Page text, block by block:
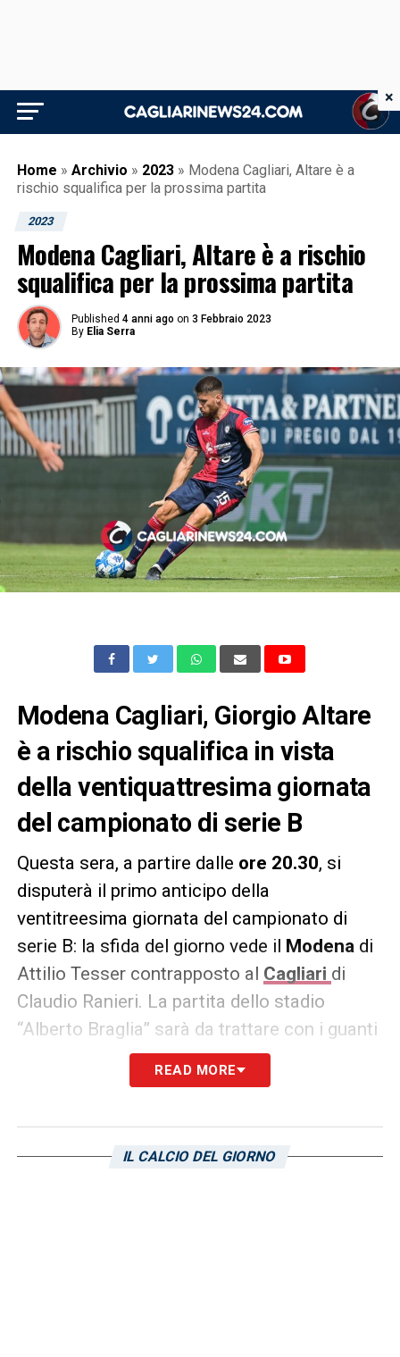
Home » Archivio » 2023 » Modena Cagliari, Altare è a
rischio squalifica per la prossima partita
2023
Modena Cagliari, Altare è a rischio
squalifica per la prossima partita
Published 4 anni ago on 3 Febbraio 2023
By Elia Serra
Modena Cagliari, Giorgio Altare
è a rischio squalifica in vista
della ventiquattresima giornata
del campionato di serie B
Questa sera, a partire dalle ore 20.30, si
disputerà il primo anticipo della
ventitreesima giornata del campionato di
serie B: la sfida del giorno vede il Modena di
Attilio Tesser contrapposto al Cagliari di
Claudio Ranieri. La partita dello stadio
“Alberto Braglia” sarà da trattare con i guanti
per il centrale difensivo rossoblù
. Il prodotto del vivaio del Milan dovrà
che, essendo in diffida, a partire dalla
READ MORE
IL CALCIO DEL GIORNO
×